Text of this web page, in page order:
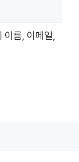
름, 이메일,